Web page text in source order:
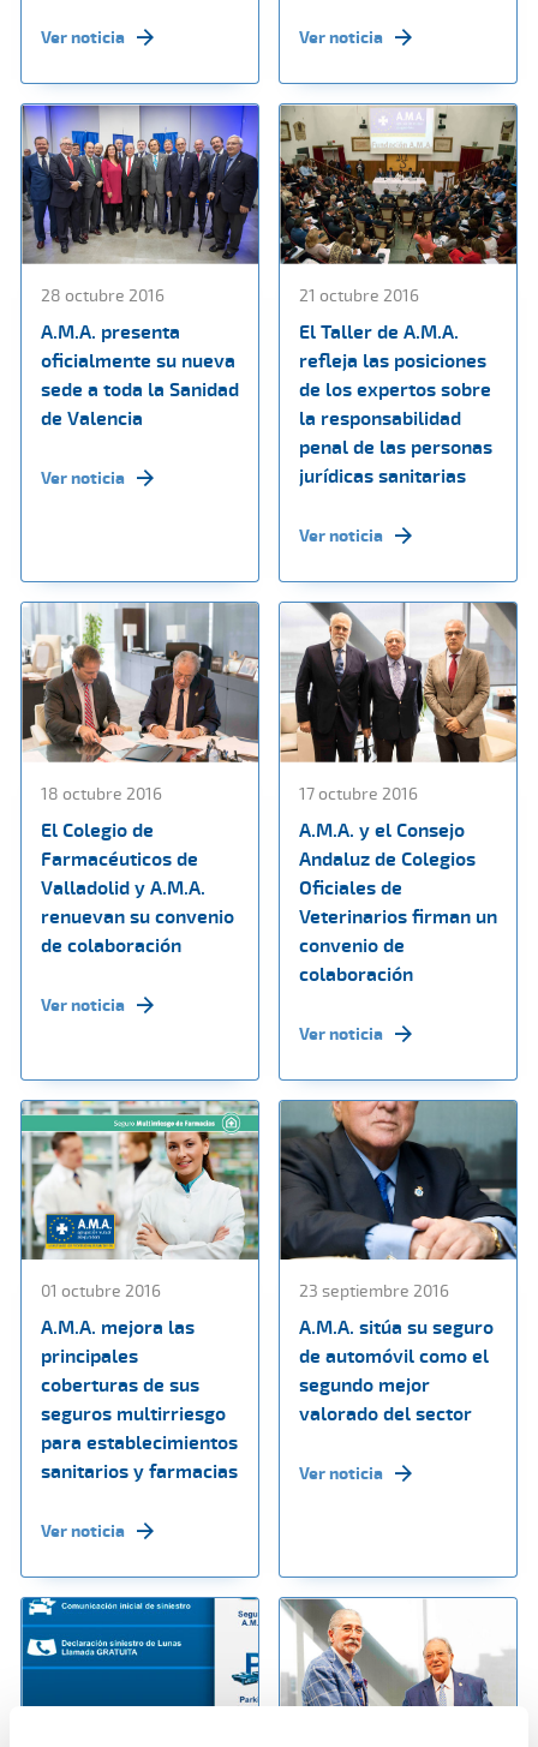
Ver noticia Ver noticia
28 octubre 2016
A.M.A. presenta
oficialmente su nueva
sede a toda la Sanidad
de Valencia
Ver noticia
21 octubre 2016
El Taller de A.M.A.
refleja las posiciones
de los expertos sobre
la responsabilidad
penal de las personas
jurídicas sanitarias
Ver noticia
18 octubre 2016
El Colegio de
Farmacéuticos de
Valladolid y A.M.A.
renuevan su convenio
de colaboración
Ver noticia
17 octubre 2016
A.M.A. y el Consejo
Andaluz de Colegios
Oficiales de
Veterinarios firman un
convenio de
colaboración
Ver noticia
01 octubre 2016
A.M.A. mejora las
principales
coberturas de sus
seguros multirriesgo
para establecimientos
sanitarios y farmacias
Ver noticia
23 septiembre 2016
A.M.A. sitúa su seguro
de automóvil como el
segundo mejor
valorado del sector
Ver noticia